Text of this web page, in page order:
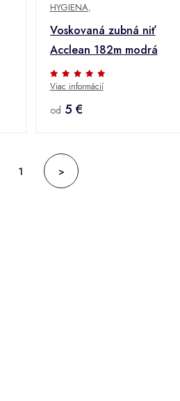
HYGIENA,
Voskovaná zubná niť
Acclean 182m modrá
Viac informácií
od 5 €
1 >